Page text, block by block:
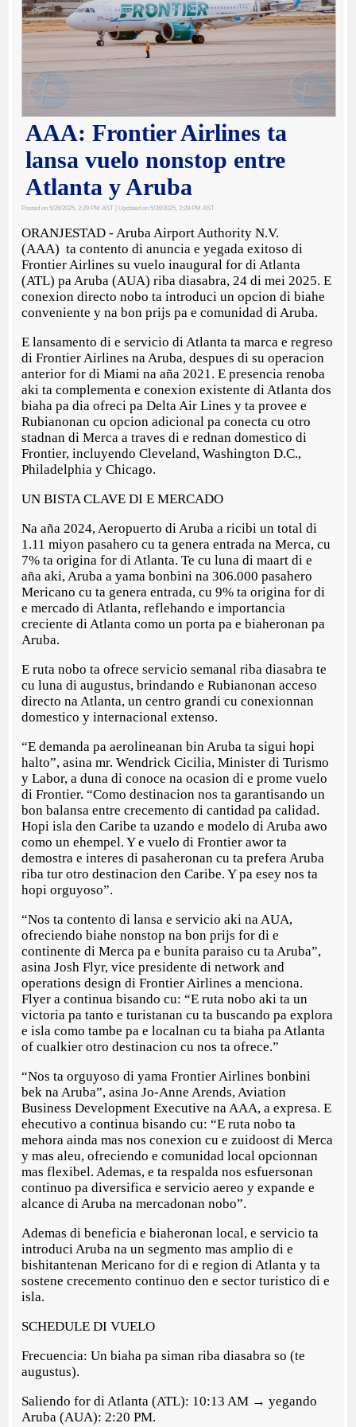
AAA: Frontier Airlines ta
lansa vuelo nonstop entre
Atlanta y Aruba
Posted on 5/26/2025, 2:29 PM AST | Updated on 5/26/2025, 2:29 PM AST
ORANJESTAD - Aruba Airport Authority N.V.
(AAA) ta contento di anuncia e yegada exitoso di
Frontier Airlines su vuelo inaugural for di Atlanta
(ATL) pa Aruba (AUA) riba diasabra, 24 di mei 2025. E
conexion directo nobo ta introduci un opcion di biahe
conveniente y na bon prijs pa e comunidad di Aruba.
E lansamento di e servicio di Atlanta ta marca e regreso
di Frontier Airlines na Aruba, despues di su operacion
anterior for di Miami na aña 2021. E presencia renoba
aki ta complementa e conexion existente di Atlanta dos
biaha pa dia ofreci pa Delta Air Lines y ta provee e
Rubianonan cu opcion adicional pa conecta cu otro
stadnan di Merca a traves di e rednan domestico di
Frontier, incluyendo Cleveland, Washington D.C.,
Philadelphia y Chicago.
UN BISTA CLAVE DI E MERCADO
Na aña 2024, Aeropuerto di Aruba a ricibi un total di
1.11 miyon pasahero cu ta genera entrada na Merca, cu
7% ta origina for di Atlanta. Te cu luna di maart di e
aña aki, Aruba a yama bonbini na 306.000 pasahero
Mericano cu ta genera entrada, cu 9% ta origina for di
e mercado di Atlanta, reflehando e importancia
creciente di Atlanta como un porta pa e biaheronan pa
Aruba.
E ruta nobo ta ofrece servicio semanal riba diasabra te
cu luna di augustus, brindando e Rubianonan acceso
directo na Atlanta, un centro grandi cu conexionnan
domestico y internacional extenso.
“E demanda pa aerolineanan bin Aruba ta sigui hopi
halto”, asina mr. Wendrick Cicilia, Minister di Turismo
y Labor, a duna di conoce na ocasion di e prome vuelo
di Frontier. “Como destinacion nos ta garantisando un
bon balansa entre crecemento di cantidad pa calidad.
Hopi isla den Caribe ta uzando e modelo di Aruba awo
como un ehempel. Y e vuelo di Frontier awor ta
demostra e interes di pasaheronan cu ta prefera Aruba
riba tur otro destinacion den Caribe. Y pa esey nos ta
hopi orguyoso”.
“Nos ta contento di lansa e servicio aki na AUA,
ofreciendo biahe nonstop na bon prijs for di e
continente di Merca pa e bunita paraiso cu ta Aruba”,
asina Josh Flyr, vice presidente di network and
operations design di Frontier Airlines a menciona.
Flyer a continua bisando cu: “E ruta nobo aki ta un
victoria pa tanto e turistanan cu ta buscando pa explora
e isla como tambe pa e localnan cu ta biaha pa Atlanta
of cualkier otro destinacion cu nos ta ofrece.”
“Nos ta orguyoso di yama Frontier Airlines bonbini
bek na Aruba”, asina Jo-Anne Arends, Aviation
Business Development Executive na AAA, a expresa. E
ehecutivo a continua bisando cu: “E ruta nobo ta
mehora ainda mas nos conexion cu e zuidoost di Merca
y mas aleu, ofreciendo e comunidad local opcionnan
mas flexibel. Ademas, e ta respalda nos esfuersonan
continuo pa diversifica e servicio aereo y expande e
alcance di Aruba na mercadonan nobo”.
Ademas di beneficia e biaheronan local, e servicio ta
introduci Aruba na un segmento mas amplio di e
bishitantenan Mericano for di e region di Atlanta y ta
sostene crecemento continuo den e sector turistico di e
isla.
SCHEDULE DI VUELO
Frecuencia: Un biaha pa siman riba diasabra so (te
augustus).
Saliendo for di Atlanta (ATL): 10:13 AM → yegando
Aruba (AUA): 2:20 PM.